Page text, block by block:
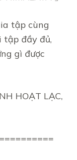
tập cùng
tập đầy đủ,
gì được
HOẠT LẠC,